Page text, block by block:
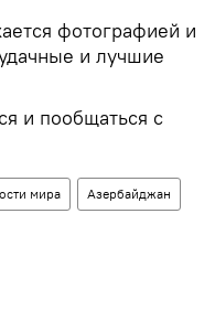
фотографией и
и лучшие
и пообщаться с
мира Азербайджан